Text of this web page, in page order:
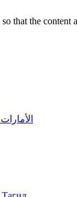
that the content